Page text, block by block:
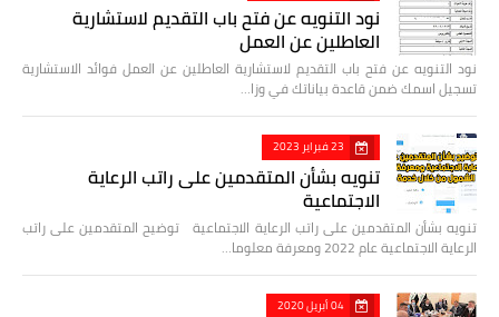
نود التنويه عن فتح باب التقديم لاستشارية
العاطلين عن العمل
نود التنويه عن فتح باب التقديم لاستشارية العاطلين عن العمل فوائد الاستشارية
تسجيل اسمك ضمن قاعدة بياناتك في وزا…
23 فبراير 2023
تنويه بشأن المتقدمين على راتب الرعاية
الاجتماعية
تنويه بشأن المتقدمين على راتب الرعاية الاجتماعية توضيح المتقدمين على راتب
الرعاية الاجتماعية عام 2022 ومعرفة معلوما…
04 أبريل 2020